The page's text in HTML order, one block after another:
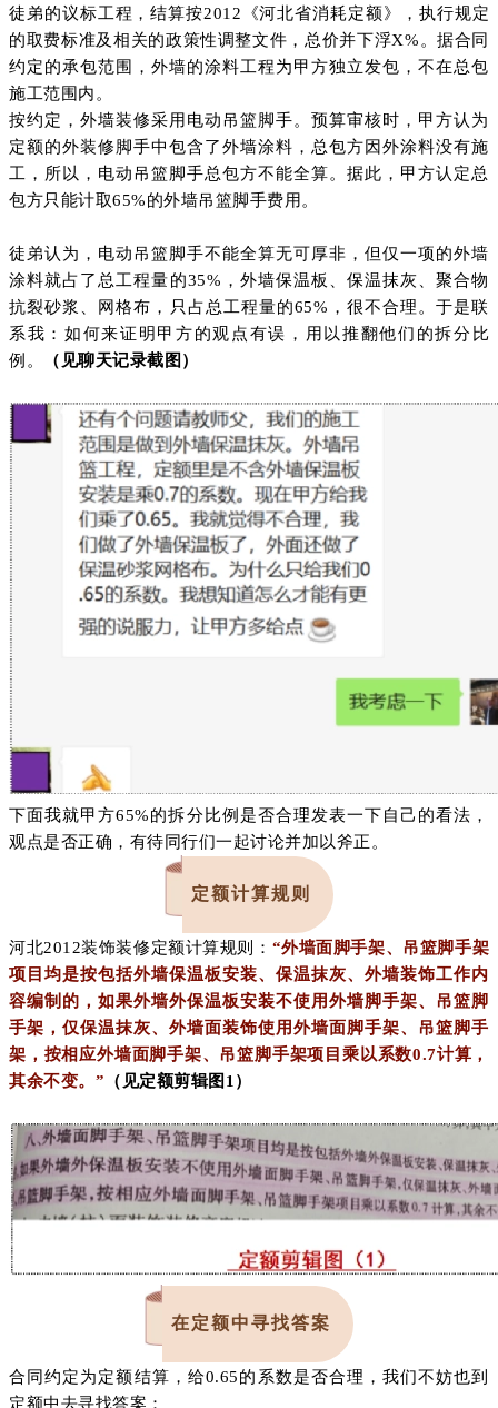
徒弟的议标工程，结算按2012《河北省消耗定额》，执行规定
的取费标准及相关的政策性调整文件，总价并下浮X%。据合同
约定的承包范围，外墙的涂料工程为甲方独立发包，不在总包
施工范围内。
按约定，外墙装修采用电动吊篮脚手。预算审核时，甲方认为
定额的外装修脚手中包含了外墙涂料，总包方因外涂料没有施
工，所以，电动吊篮脚手总包方不能全算。据此，甲方认定总
包方只能计取65%的外墙吊篮脚手费用。
徒弟认为，电动吊篮脚手不能全算无可厚非，但仅一项的外墙
涂料就占了总工程量的35%，外墙保温板、保温抹灰、聚合物
抗裂砂浆、网格布，只占总工程量的65%，很不合理。于是联
系我：如何来证明甲方的观点有误，用以推翻他们的拆分比
例。
（见聊天记录截图）
下面我就甲方65%的拆分比例是否合理发表一下自己的看法，
观点是否正确，有待同行们一起讨论并加以斧正。
定额计算规则
河北2012装饰装修定额计算规则： “外墙面脚手架、吊篮脚手架
项目均是按包括外墙保温板安装、保温抹灰、外墙装饰工作内
容编制的，如果外墙外保温板安装不使用外墙脚手架、吊篮脚
手架，仅保温抹灰、外墙面装饰使用外墙面脚手架、吊篮脚手
架，按相应外墙面脚手架、吊篮脚手架项目乘以系数0.7计算，
其余不变。” （见定额剪辑图1）
在定额中寻找答案
合同约定为定额结算，给0.65的系数是否合理，我们不妨也到
定额中去寻找答案：